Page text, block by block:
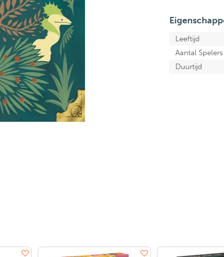
Leeftijd
Aantal Spelers
Duurtijd